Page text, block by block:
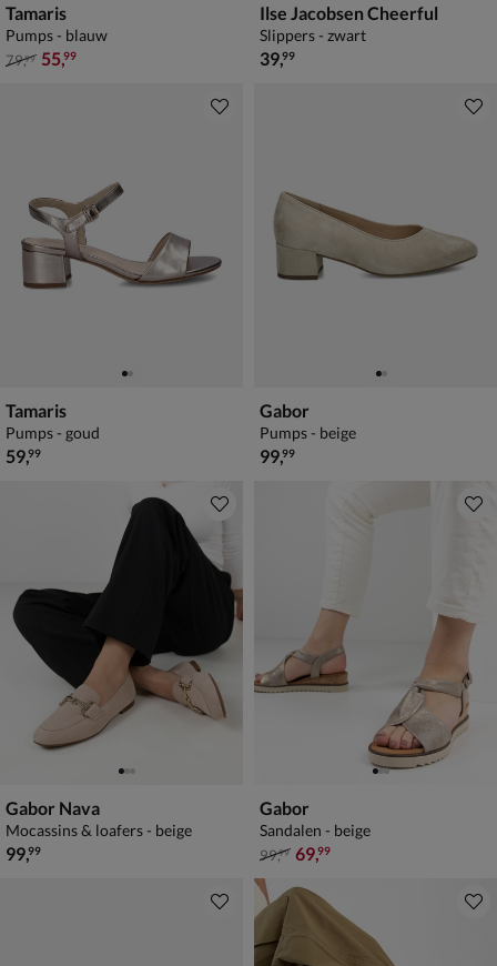
Tamaris
Pumps - blauw
van € 79,99 voor € 55,99
79,99 55,99
Ilse Jacobsen Cheerful
Slippers - zwart
€ 39,99
39,99
Tamaris
Pumps - goud
€ 59,99
59,99
Gabor
Pumps - beige
€ 99,99
99,99
Gabor Nava
Mocassins & loafers - beige
€ 99,99
99,99
Gabor
Sandalen - beige
van € 99,99 voor € 69,99
99,99 69,99